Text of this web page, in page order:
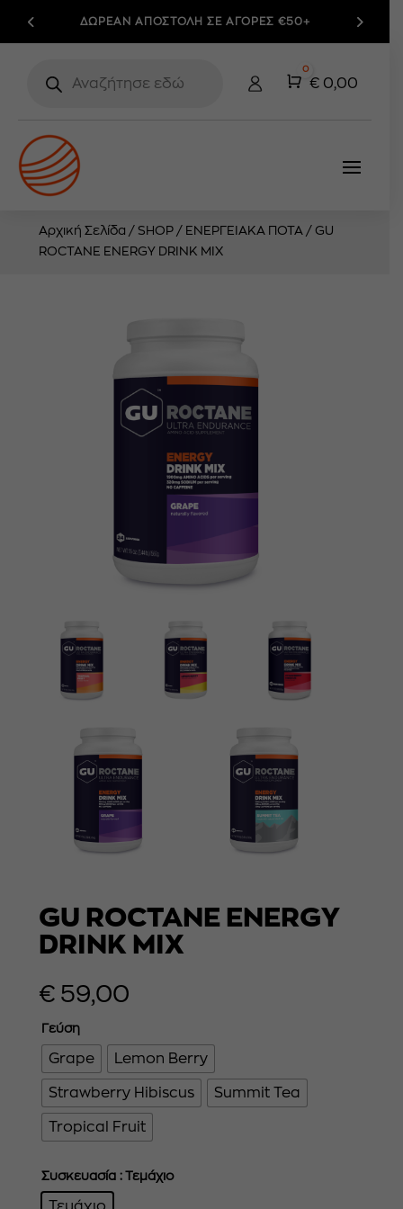
ΔΩΡΕΑΝ ΑΠΟΣΤΟΛΗ ΣΕ ΑΓΟΡΕΣ €50+
search
Cart
0
€ 0,00
Αρχική Σελίδα / SHOP / ΕΝΕΡΓΕΙΑΚΑ ΠΟΤΑ / GU
ROCTANE ENERGY DRINK MIX
GU ROCTANE ENERGY
DRINK MIX
€ 59,00
Γεύση
Grape Lemon Berry
Strawberry Hibiscus Summit Tea
Tropical Fruit
Συσκευασία : Τεμάχιο